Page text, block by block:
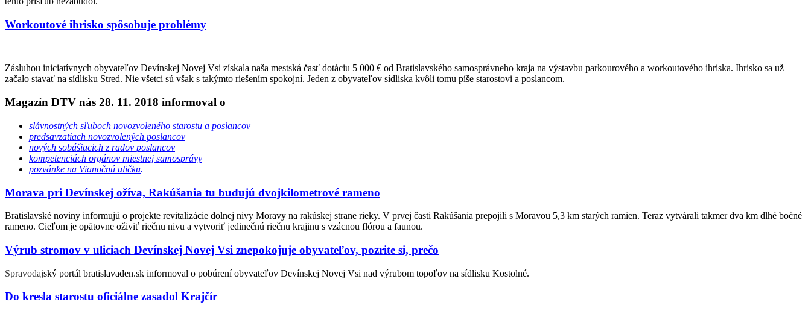
Workoutové ihrisko spôsobuje problémy
Zásluhou iniciatívnych obyvateľov Devínskej Novej Vsi získala naša mestská časť dotáciu 5 000 € od Bratislavského samosprávneho kraja na výstavbu parkourového a workoutového ihriska. Ihrisko sa už
začalo stavať na sídlisku Stred. Nie všetci sú však s takýmto riešením spokojní. Jeden z obyvateľov sídliska kvôli tomu píše starostovi a poslancom.
Magazín DTV nás 28. 11. 2018 informoval o
slávnostných sľuboch novozvoleného starostu a poslancov
predsavzatiach novozvolených poslancov
nových sobášiacich z radov poslancov
kompetenciách orgánov miestnej samosprávy
pozvánke na Vianočnú uličku.
Morava pri Devínskej ožíva, Rakúšania tu budujú dvojkilometrové rameno
Bratislavské noviny informujú o projekte revitalizácie dolnej nivy Moravy na rakúskej strane rieky. V prvej časti Rakúšania prepojili s Moravou 5,3 km starých ramien. Teraz vytvárali takmer dva km dlhé bočné
rameno. Cieľom je opätovne oživiť riečnu nivu a vytvoriť jedinečnú riečnu krajinu s vzácnou flórou a faunou.
Výrub stromov v uliciach Devínskej Novej Vsi znepokojuje obyvateľov, pozrite si, prečo
Spravodajský portál bratislavaden.sk informoval o pobúrení obyvateľov Devínskej Novej Vsi nad výrubom topoľov na sídlisku Kostolné.
Do kresla starostu oficiálne zasadol Krajčír